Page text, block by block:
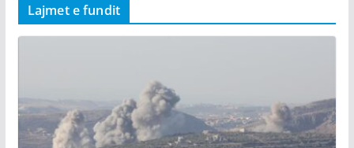
Lajmet e fundit